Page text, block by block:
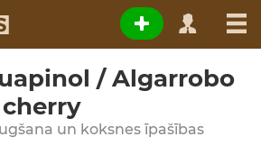
/ Algarrobo
un koksnes īpašības